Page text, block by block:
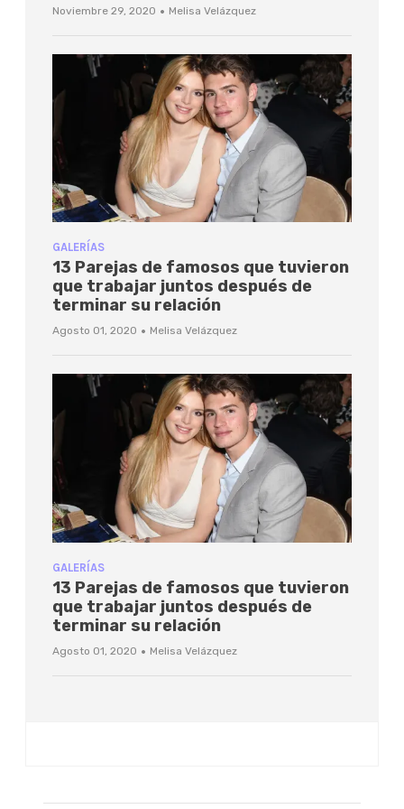
Noviembre 29, 2020 · Melisa Velázquez
GALERÍAS
13 Parejas de famosos que tuvieron
que trabajar juntos después de
terminar su relación
Agosto 01, 2020 · Melisa Velázquez
GALERÍAS
13 Parejas de famosos que tuvieron
que trabajar juntos después de
terminar su relación
Agosto 01, 2020 · Melisa Velázquez